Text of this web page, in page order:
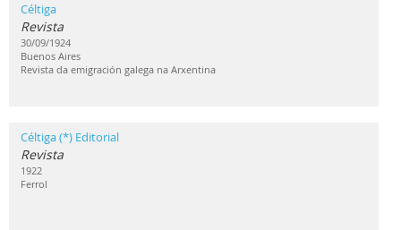
Céltiga
Revista
30/09/1924
Buenos Aires
Revista da emigración galega na Arxentina
Céltiga (*) Editorial
Revista
1922
Ferrol